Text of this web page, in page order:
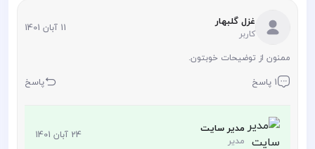
غزل گلبهار
کاربر 11 آبان 1401
ممنون از توضیحات خوبتون.
1 پاسخ پاسخ
مدیر سایت
مدیر 24 آبان 1401